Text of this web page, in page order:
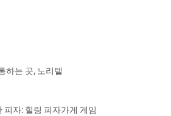
하는 곳, 노리텔
피자: 힐링 피자가게 게임